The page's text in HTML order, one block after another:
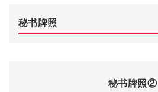
秘书牌照
秘书牌照②